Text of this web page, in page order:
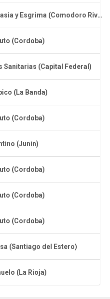
Gimnasia y Esgrima (Comodoro Rivadavia)
(Cordoba)
Sanitarias (Capital Federal)
(La Banda)
(Cordoba)
(Junin)
(Cordoba)
(Cordoba)
(Cordoba)
(Santiago del Estero)
(La Rioja)